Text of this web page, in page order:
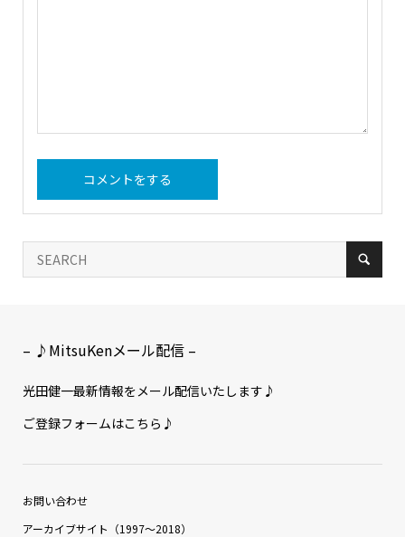
– ♪MitsuKenメール配信 –
光田健一最新情報をメール配信いたします♪
ご登録フォームはこちら♪
お問い合わせ
アーカイブサイト（1997〜2018）